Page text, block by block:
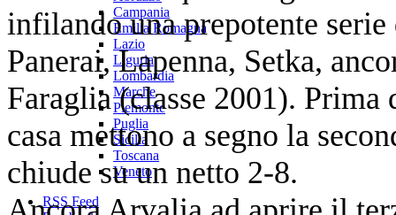
Campania
Emilia Romagna
Lazio
Liguria
Lombardia
Marche
Piemonte
Puglia
Sicilia
Toscana
Veneto
RSS Feed
infilando una prepotente
Panerai, Lapenna, Setka,
Faraglia (classe 2001).
casa mettono a segno la
chiude su un netto 2-8.